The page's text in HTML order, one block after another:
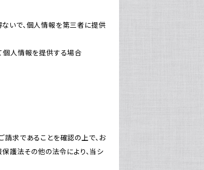
いで、個人情報を第三者に提供
個人情報を提供する場合
請求であることを確認の上で、お
護法その他の法令により、当シ